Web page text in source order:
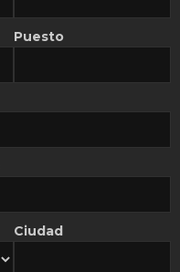
LATAM
Puesto
Ciudad